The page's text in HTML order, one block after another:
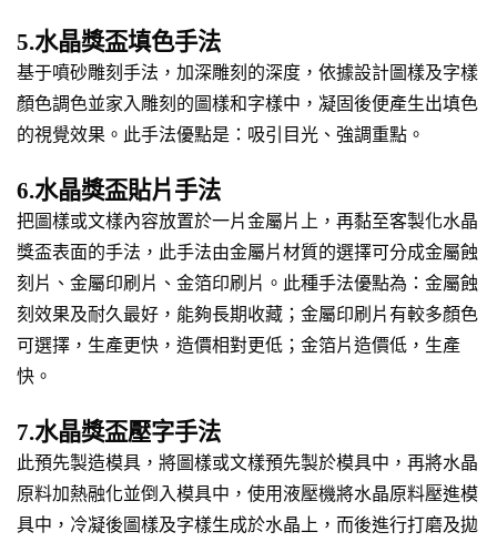
5.水晶獎盃填色手法
基于噴砂雕刻手法，加深雕刻的深度，依據設計圖樣及字樣
顏色調色並家入雕刻的圖樣和字樣中，凝固後便產生出填色
的視覺效果。此手法優點是：吸引目光、強調重點。
6.水晶獎盃貼片手法
把圖樣或文樣內容放置於一片金屬片上，再黏至客製化水晶
獎盃表面的手法，此手法由金屬片材質的選擇可分成金屬蝕
刻片、金屬印刷片、金箔印刷片。此種手法優點為：金屬蝕
刻效果及耐久最好，能夠長期收藏；金屬印刷片有較多顏色
可選擇，生產更快，造價相對更低；金箔片造價低，生產
快。
7.水晶獎盃壓字手法
此預先製造模具，將圖樣或文樣預先製於模具中，再將水晶
原料加熱融化並倒入模具中，使用液壓機將水晶原料壓進模
具中，冷凝後圖樣及字樣生成於水晶上，而後進行打磨及拋